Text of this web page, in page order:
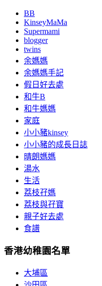
BB
KinseyMaMa
Supermami
blogger
twins
余媽媽
余媽媽手記
假日好去處
和牛B
和牛媽媽
家庭
小小豬kinsey
小小豬的成長日誌
晴朗媽媽
湯水
生活
荔枝孖媽
荔枝與孖寶
親子好去處
食譜
香港幼稚園名單
大埔區